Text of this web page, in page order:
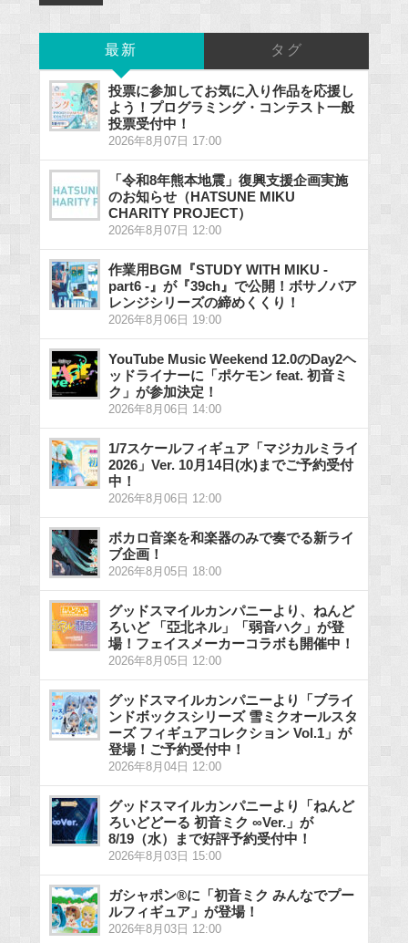
最新 タグ
投票に参加してお気に入り作品を応援し
よう！プログラミング・コンテスト一般
投票受付中！
2026年8月07日 17:00
「令和8年熊本地震」復興支援企画実施
のお知らせ（HATSUNE MIKU
CHARITY PROJECT）
2026年8月07日 12:00
作業用BGM『STUDY WITH MIKU -
part6 -』が『39ch』で公開！ボサノバア
レンジシリーズの締めくくり！
2026年8月06日 19:00
YouTube Music Weekend 12.0のDay2ヘ
ッドライナーに「ポケモン feat. 初音ミ
ク」が参加決定！
2026年8月06日 14:00
1/7スケールフィギュア「マジカルミライ
2026」Ver. 10月14日(水)までご予約受付
中！
2026年8月06日 12:00
ボカロ音楽を和楽器のみで奏でる新ライ
ブ企画！
2026年8月05日 18:00
グッドスマイルカンパニーより、ねんど
ろいど 「亞北ネル」「弱音ハク」が登
場！フェイスメーカーコラボも開催中！
2026年8月05日 12:00
グッドスマイルカンパニーより「ブライ
ンドボックスシリーズ 雪ミクオールスタ
ーズ フィギュアコレクション Vol.1」が
登場！ご予約受付中！
2026年8月04日 12:00
グッドスマイルカンパニーより「ねんど
ろいどどーる 初音ミク ∞Ver.」が
8/19（水）まで好評予約受付中！
2026年8月03日 15:00
ガシャポン®に「初音ミク みんなでプー
ルフィギュア」が登場！
2026年8月03日 12:00